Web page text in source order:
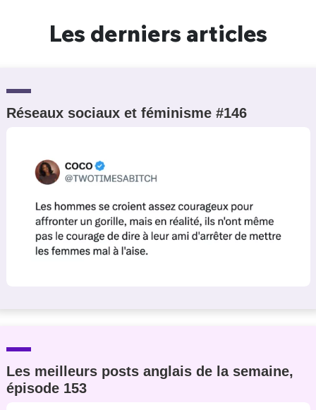
Les derniers articles
Réseaux sociaux et féminisme #146
Les meilleurs posts anglais de la semaine,
épisode 153
Un Thread